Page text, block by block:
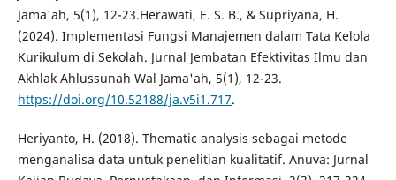
Jama'ah, 5(1), 12-23.Herawati, E. S. B., & Supriyana, H.
(2024). Implementasi Fungsi Manajemen dalam Tata Kelola
Kurikulum di Sekolah. Jurnal Jembatan Efektivitas Ilmu dan
Akhlak Ahlussunah Wal Jama'ah, 5(1), 12-23.
https://doi.org/10.52188/ja.v5i1.717.
Heriyanto, H. (2018). Thematic analysis sebagai metode
menganalisa data untuk penelitian kualitatif. Anuva: Jurnal